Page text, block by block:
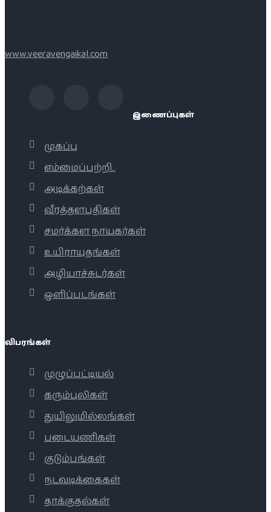
www.veeravengaikal.com
இணைப்புகள்
முகப்பு
எம்மைப்பற்றி..
அடிக்கற்கள்
வீரத்தளபதிகள்
சமர்க்கள நாயகர்கள்
உயிராயுதங்கள்
அழியாச்சுடர்கள்
ஒளிப்படங்கள்
விபரங்கள்
முழுப்பட்டியல்
கரும்புலிகள்
துயிலுமில்லங்கள்
படையணிகள்
குடும்பங்கள்
நடவடிக்கைகள்
தாக்குதல்கள்